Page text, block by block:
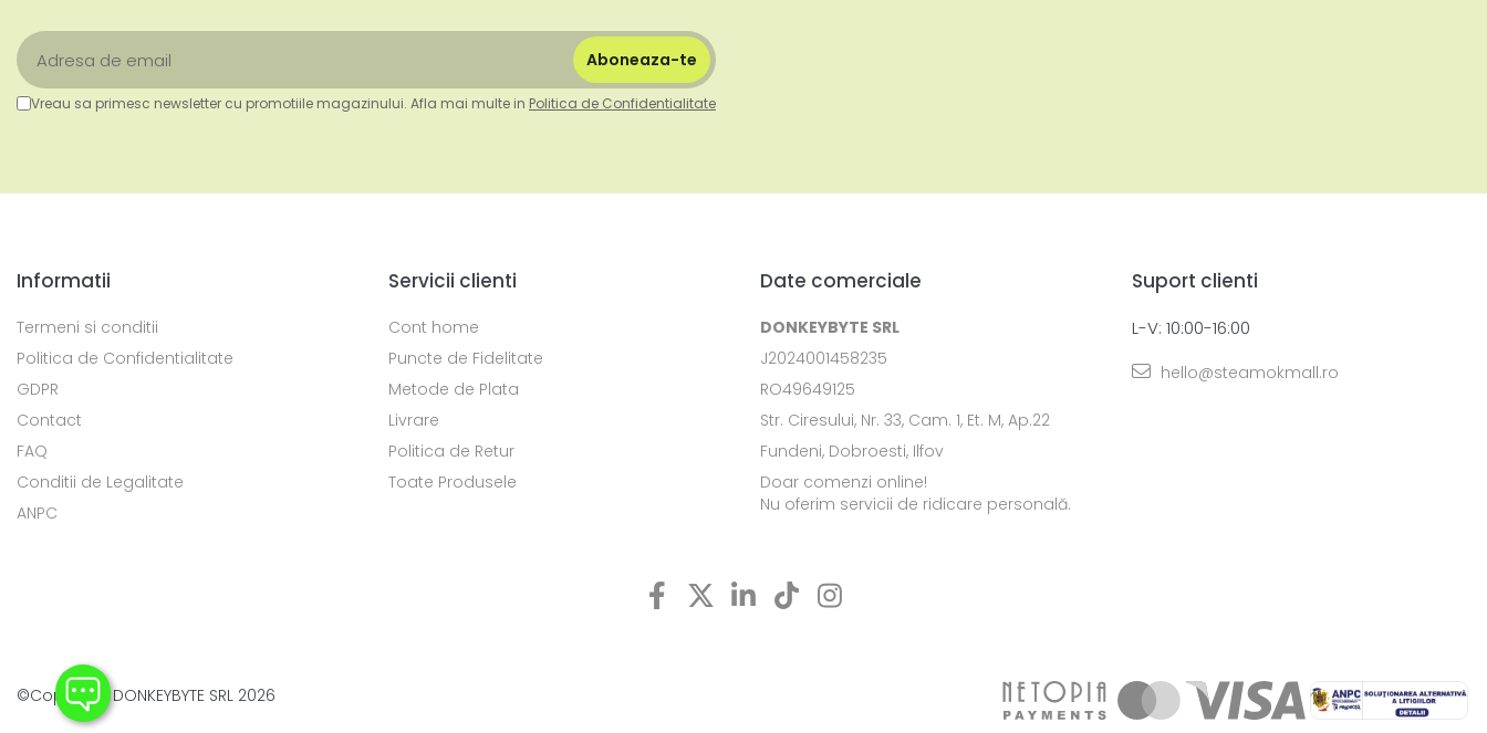
Vreau sa primesc newsletter cu promotiile magazinului. Afla mai multe in Politica de Confidentialitate
Informatii
Termeni si conditii
Politica de Confidentialitate
GDPR
Contact
FAQ
Conditii de Legalitate
ANPC
Servicii clienti
Cont home
Puncte de Fidelitate
Metode de Plata
Livrare
Politica de Retur
Toate Produsele
Date comerciale
DONKEYBYTE SRL
J2024001458235
RO49649125
Str. Ciresului, Nr. 33, Cam. 1, Et. M, Ap.22
Fundeni, Dobroesti, Ilfov
Doar comenzi online!
Nu oferim servicii de ridicare personală.
Suport clienti
L-V: 10:00-16:00
hello@steamokmall.ro
©Copyright DONKEYBYTE SRL 2026